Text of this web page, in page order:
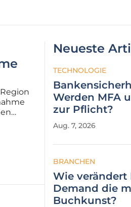
Euro
Neueste
TECHNOLOGIE
Werden MFA
zur Pflicht?
Aug. 7, 2026
BRANCHEN
Wie verändert
Demand die
Buchkunst?